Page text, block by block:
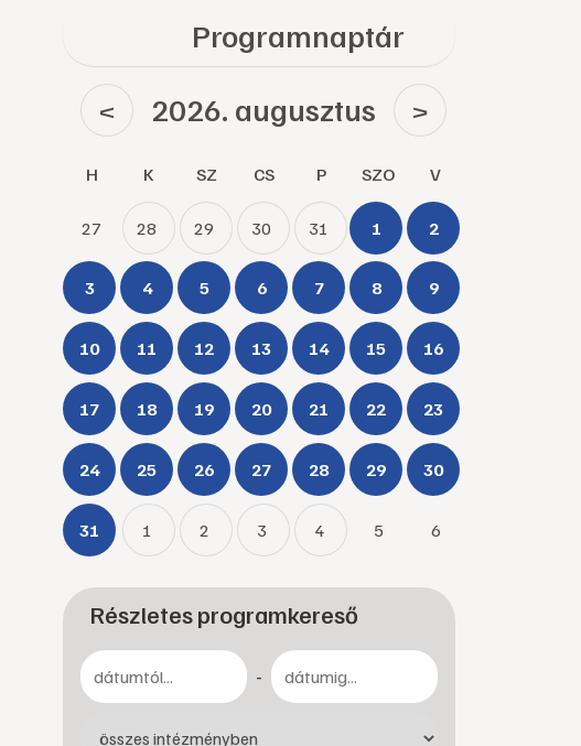
Programnaptár
< 2026. augusztus >
H K SZ CS P SZO V
27 28 29 30 31 1 2
3 4 5 6 7 8 9
10 11 12 13 14 15 16
17 18 19 20 21 22 23
24 25 26 27 28 29 30
31 1 2 3 4 5 6
Részletes programkereső
-